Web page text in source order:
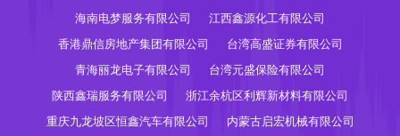
海南电梦服务有限公司
江西鑫源化工有限公司
香港鼎信房地产集团有限公司
台湾高盛证券有限公司
青海丽龙电子有限公司
台湾元盛保险有限公司
陕西鑫瑞服务有限公司
浙江余杭区利辉新材料有限公司
重庆九龙坡区恒鑫汽车有限公司
内蒙古启宏机械有限公司